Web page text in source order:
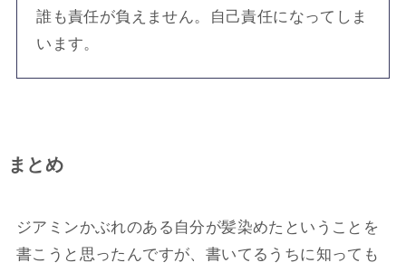
誰も責任が負えません。自己責任になってしま
います。
まとめ
ジアミンかぶれのある自分が髪染めたということを
書こうと思ったんですが、書いてるうちに知っても